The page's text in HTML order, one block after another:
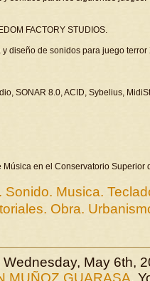
FACTORY STUDIOS.
diseño de sonidos para juego terror
SONAR 8.0, ACID, Sybelius,
en el Conservatorio Superior
Sonido. Musica.
Obra.
May 6th,
MUÑOZ GUARASA.